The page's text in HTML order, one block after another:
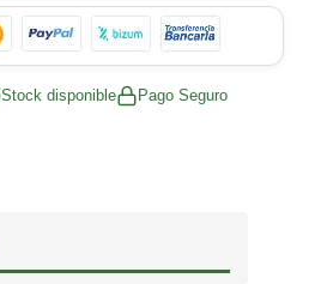
Stock disponible Pago Seguro